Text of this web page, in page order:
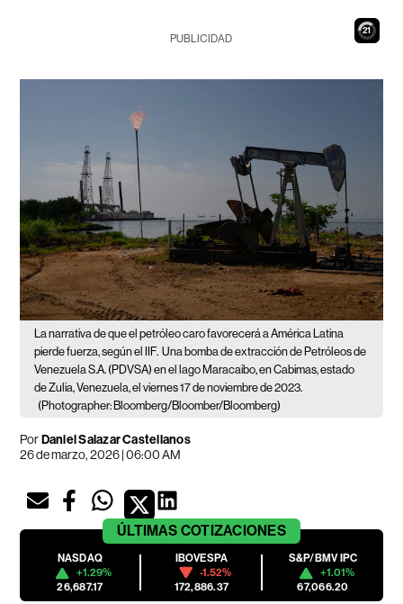
20
PUBLICIDAD
La narrativa de que el petróleo caro favorecerá a América Latina
pierde fuerza, según el IIF. Una bomba de extracción de Petróleos de
Venezuela S.A. (PDVSA) en el lago Maracaibo, en Cabimas, estado
de Zulia, Venezuela, el viernes 17 de noviembre de 2023.
(Photographer: Bloomberg/Bloomber/Bloomberg)
PorDaniel Salazar Castellanos
26 de marzo, 2026 | 06:00 AM
ÚLTIMAS COTIZACIONES
NASDAQ
+1.29%
26,687.17
IBOVESPA
-1.52%
172,886.37
S&P/BMV IPC
+1.01%
67,066.20